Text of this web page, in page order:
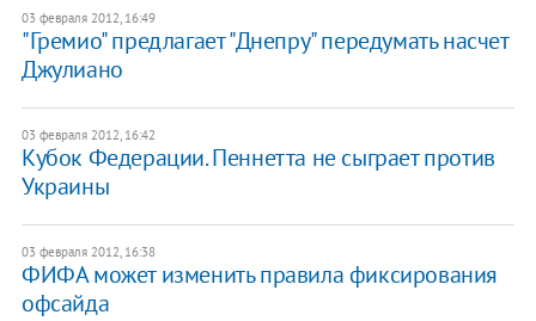
03 февраля 2012, 16:49
"Гремио" предлагает "Днепру" передумать насчет
Джулиано
03 февраля 2012, 16:42
Кубок Федерации. Пеннетта не сыграет против
Украины
03 февраля 2012, 16:38
ФИФА может изменить правила фиксирования
офсайда